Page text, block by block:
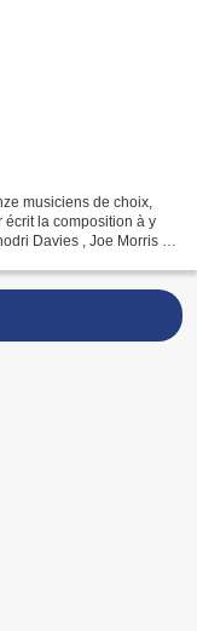
musiciens de choix,
la composition à y
Davies , Joe Morris ,